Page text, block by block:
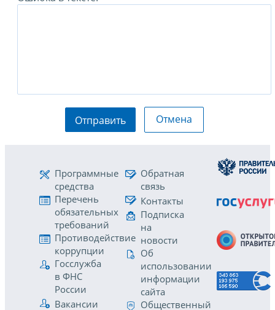
Отправить Отмена
Программные
средства
Перечень
обязательных
требований
Противодействие
коррупции
Госслужба
в ФНС
России
Вакансии
Обратная
связь
Контакты
Подписка
на
новости
Об
использовании
информации
сайта
Общественный